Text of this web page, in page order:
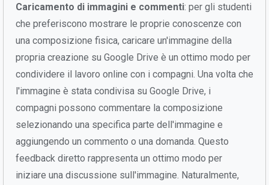
Caricamento di immagini e commenti: per gli studenti
che preferiscono mostrare le proprie conoscenze con
una composizione fisica, caricare un'immagine della
propria creazione su Google Drive è un ottimo modo per
condividere il lavoro online con i compagni. Una volta che
l'immagine è stata condivisa su Google Drive, i
compagni possono commentare la composizione
selezionando una specifica parte dell'immagine e
aggiungendo un commento o una domanda. Questo
feedback diretto rappresenta un ottimo modo per
iniziare una discussione sull'immagine. Naturalmente,